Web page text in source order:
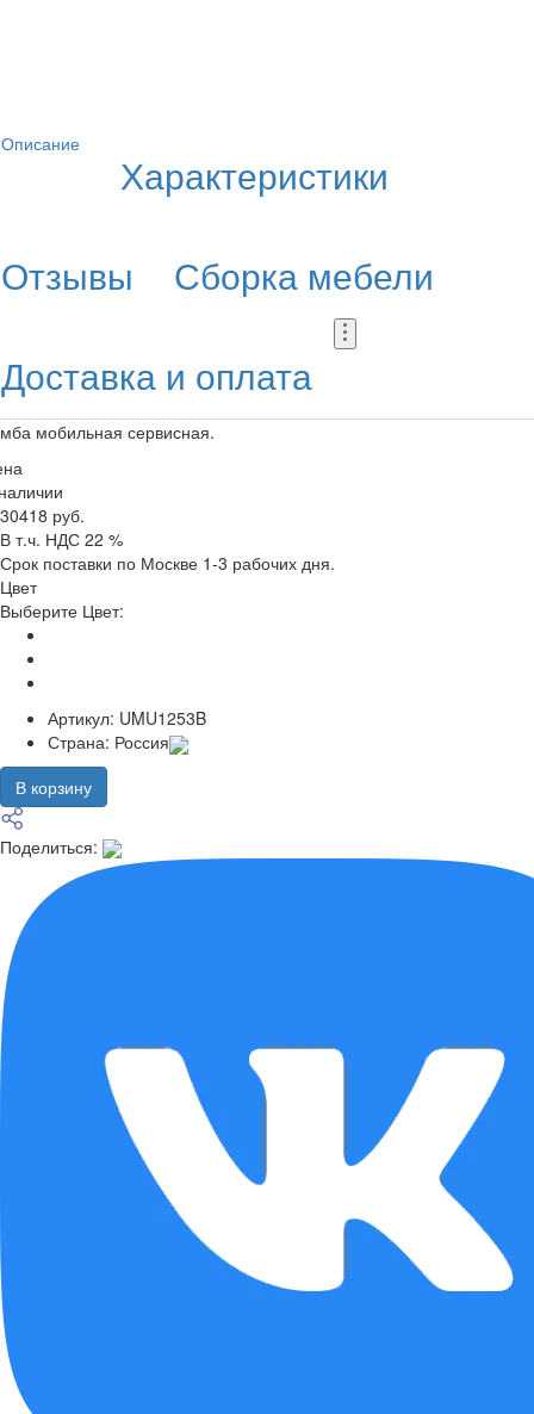
Описание
Характеристики
Отзывы
Сборка мебели
Доставка и оплата
мобильная сервисная.
30418 руб.
В т.ч. НДС 22 %
Срок поставки по Москве 1-3 рабочих дня.
Цвет
Выберите Цвет:
Артикул: UMU1253B
Страна: Россия
В корзину
Поделиться: